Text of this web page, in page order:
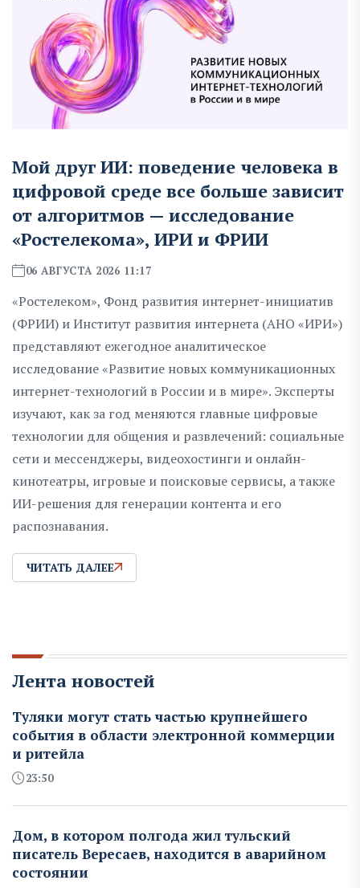
Мой друг ИИ: поведение человека в
цифровой среде все больше зависит
от алгоритмов — исследование
«Ростелекома», ИРИ и ФРИИ
06 АВГУСТА 2026 11:17
«Ростелеком», Фонд развития интернет-инициатив
(ФРИИ) и Институт развития интернета (АНО «ИРИ»)
представляют ежегодное аналитическое
исследование «Развитие новых коммуникационных
интернет-технологий в России и в мире». Эксперты
изучают, как за год меняются главные цифровые
технологии для общения и развлечений: социальные
сети и мессенджеры, видеохостинги и онлайн-
кинотеатры, игровые и поисковые сервисы, а также
ИИ-решения для генерации контента и его
распознавания.
ЧИТАТЬ ДАЛЕЕ
Лента новостей
Туляки могут стать частью крупнейшего
события в области электронной коммерции
и ритейла
23:50
Дом, в котором полгода жил тульский
писатель Вересаев, находится в аварийном
состоянии